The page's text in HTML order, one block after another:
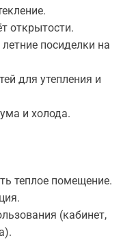
открытости.
посиделки на
для утепления и
и холода.
теплое помещение.
(кабинет,